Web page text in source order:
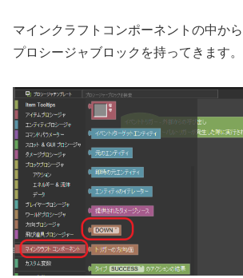
マインクラフトコンポーネントの中か
プロシージャブロックを持ってきます。